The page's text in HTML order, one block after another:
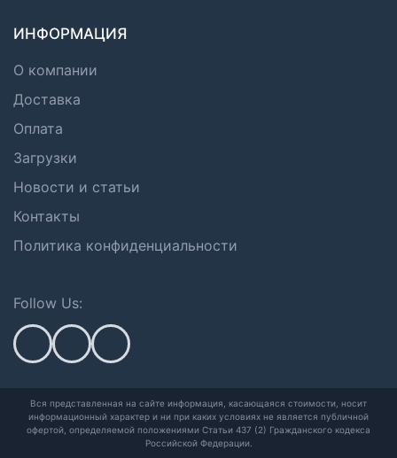
ИНФОРМАЦИЯ
О компании
Доставка
Оплата
Загрузки
Новости и статьи
Контакты
Политика конфиденциальности
Follow Us:
Вся представленная на сайте информация, касающаяся стоимости, носит
информационный характер и ни при каких условиях не является публичной
офертой, определяемой положениями Статьи 437 (2) Гражданского кодекса
Российской Федерации.